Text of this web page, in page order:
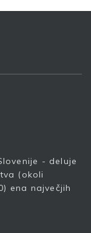
- deluje
(okoli
ena največjih